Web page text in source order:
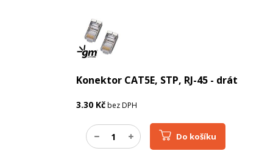
Konektor CAT5E, STP, RJ-45 - drát
3.30 Kčbez DPH
Do košíku